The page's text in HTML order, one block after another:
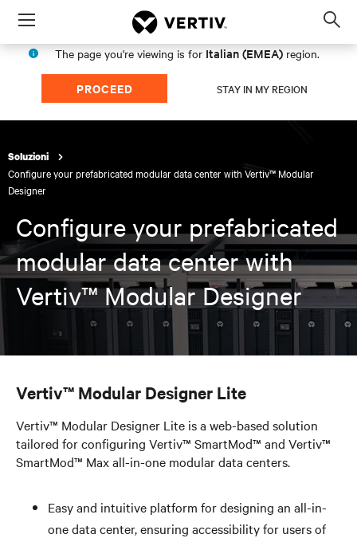
Menu
The page you're viewing is for Italian (EMEA) region.
PROCEED STAY IN MY REGION
Soluzioni
Configure your prefabricated modular data center with Vertiv™ Modular
Designer​
Configure your prefabricated
modular data center with
Vertiv™ Modular Designer​
Vertiv™ Modular Designer Lite​
Vertiv™ Modular Designer Lite is a web-based solution
tailored for configuring Vertiv™ SmartMod™ and Vertiv™
SmartMod™ Max all-in-one modular data centers.
Easy and intuitive platform for designing an all-in-
one data center, ensuring accessibility for users of